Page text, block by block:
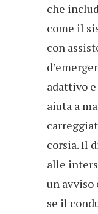
che
come il
con
adattivo
aiuta a
corsia. Il
alle
un avviso
se il